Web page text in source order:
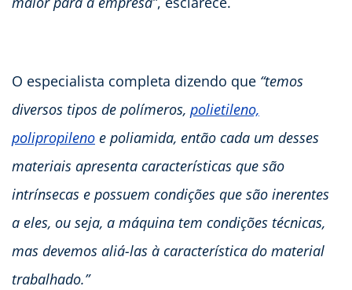
O especialista completa dizendo que “temos
diversos tipos de polímeros, polietileno,
polipropileno e poliamida, então cada um desses
materiais apresenta características que são
intrínsecas e possuem condições que são inerentes
a eles, ou seja, a máquina tem condições técnicas,
mas devemos aliá-las à característica do material
trabalhado.”